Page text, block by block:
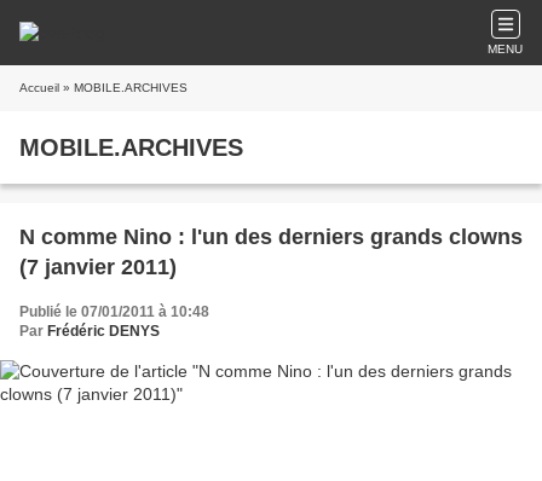
MENU
Accueil » MOBILE.ARCHIVES
MOBILE.ARCHIVES
N comme Nino : l'un des derniers grands clowns
(7 janvier 2011)
Publié le 07/01/2011 à 10:48
Par Frédéric DENYS